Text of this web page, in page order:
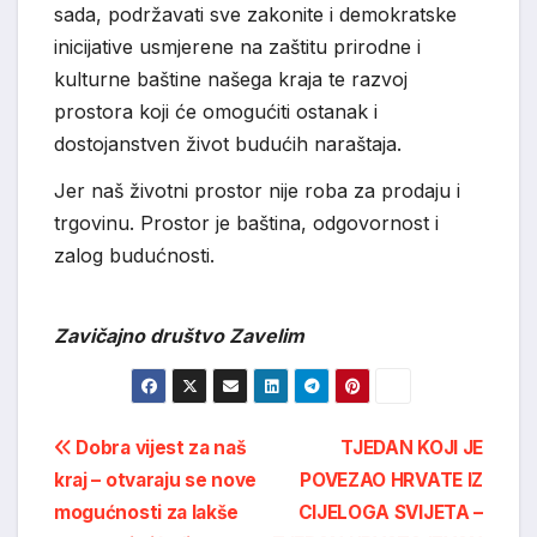
sada, podržavati sve zakonite i demokratske
inicijative usmjerene na zaštitu prirodne i
kulturne baštine našega kraja te razvoj
prostora koji će omogućiti ostanak i
dostojanstven život budućih naraštaja.
Jer naš životni prostor nije roba za prodaju i
trgovinu. Prostor je baština, odgovornost i
zalog budućnosti.
Zavičajno društvo Zavelim
Post
navigation
TJEDAN KOJI JE
POVEZAO HRVATE IZ
CIJELOGA SVIJETA –
Dobra vijest za naš
kraj – otvaraju se nove
mogućnosti za lakše